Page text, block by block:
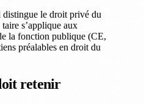
le droit privé du
s’applique aux
la fonction publique (CE,
préalables en droit du
retenir